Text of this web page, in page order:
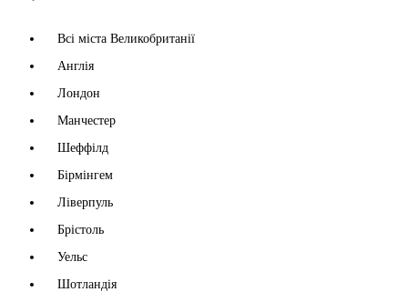
Всі міста Великобританії
Англія
Лондон
Манчестер
Шеффілд
Бірмінгем
Ліверпуль
Брістоль
Уельс
Шотландія